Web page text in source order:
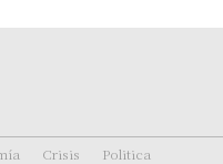
Crisis Politica